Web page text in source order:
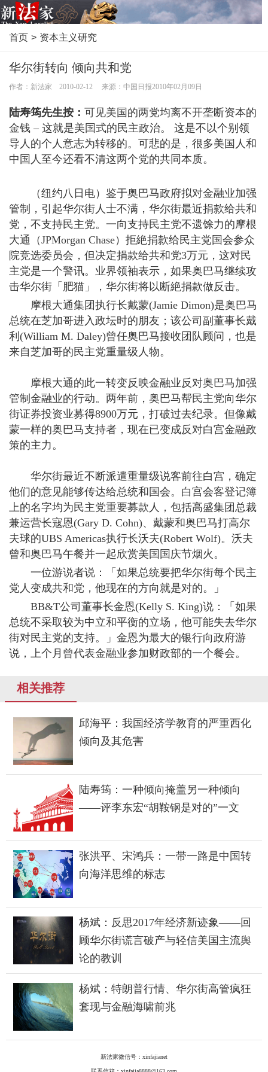
首页 > 资本主义研究
华尔街转向 倾向共和党
作者：新法家 2010-02-12 来源：中国日报2010年02月09日
陆寿筠先生按： 可见美国的两党均离不开垄断资本的
金钱 – 这就是美国式的民主政治。 这是不以个别领
导人的个人意志为转移的。可悲的是，很多美国人和
中国人至今还看不清这两个党的共同本质。
（纽约八日电）鉴于奥巴马政府拟对金融业加强
管制，引起华尔街人士不满，华尔街最近捐款给共和
党，不支持民主党。一向支持民主党不遗馀力的摩根
大通（JPMorgan Chase）拒絶捐款给民主党国会参众
院竞选委员会，但决定捐款给共和党3万元，这对民
主党是一个警讯。业界领袖表示，如果奥巴马继续攻
击华尔街「肥猫」，华尔街将以断絶捐款做反击。
摩根大通集团执行长戴蒙(Jamie Dimon)是奥巴马
总统在芝加哥进入政坛时的朋友；该公司副董事长戴
利(William M. Daley)曾任奥巴马接收团队顾问，也是
来自芝加哥的民主党重量级人物。
摩根大通的此一转变反映金融业反对奥巴马加强
管制金融业的行动。两年前，奥巴马帮民主党向华尔
街证券投资业募得8900万元，打破过去纪录。但像戴
蒙一样的奥巴马支持者，现在已变成反对白宫金融政
策的主力。
华尔街最近不断派遣重量级说客前往白宫，确定
他们的意见能够传达给总统和国会。白宫会客登记簿
上的名字均为民主党重要募款人，包括高盛集团总裁
兼运营长寇恩(Gary D. Cohn)、戴蒙和奥巴马打高尔
夫球的UBS Americas执行长沃夫(Robert Wolf)。沃夫
曾和奥巴马午餐并一起欣赏美国国庆节烟火。
一位游说者说：「如果总统要把华尔街每个民主
党人变成共和党，他现在的方向就是对的。」
BB&T公司董事长金恩(Kelly S. King)说：「如果
总统不采取较为中立和平衡的立场，他可能失去华尔
街对民主党的支持。」金恩为最大的银行向政府游
说，上个月曾代表金融业参加财政部的一个餐会。
相关推荐
邱海平：我国经济学教育的严重西化
倾向及其危害
陆寿筠：一种倾向掩盖另一种倾向
——评李东宏“胡鞍钢是对的”一文
张洪平、宋鸿兵：一带一路是中国转
向海洋思维的标志
杨斌：反思2017年经济新迹象——回
顾华尔街谎言破产与轻信美国主流舆
论的教训
杨斌：特朗普行情、华尔街高管疯狂
套现与金融海啸前兆
新法家微信号：xinfajianet